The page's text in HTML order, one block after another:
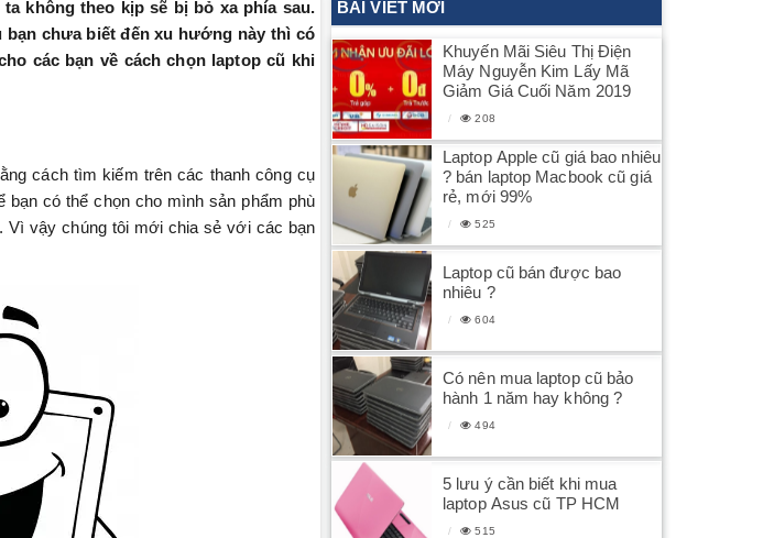
không theo kịp sẽ bị bỏ xa phía sau.
bạn chưa biết đến xu hướng này thì có
các bạn về cách chọn laptop cũ khi
cách tìm kiếm trên các thanh công cụ
có thể chọn cho mình sản phẩm phù
Vì vậy chúng tôi mới chia sẻ với các bạn
BÀI VIẾT MỚI
Khuyến Mãi Siêu Thị Điện
Máy Nguyễn Kim Lấy Mã
Giảm Giá Cuối Năm 2019
208
Laptop Apple cũ giá bao nhiêu
? bán laptop Macbook cũ giá
rẻ, mới 99%
525
Laptop cũ bán được bao
nhiêu ?
604
Có nên mua laptop cũ bảo
hành 1 năm hay không ?
494
5 lưu ý cần biết khi mua
laptop Asus cũ TP HCM
515